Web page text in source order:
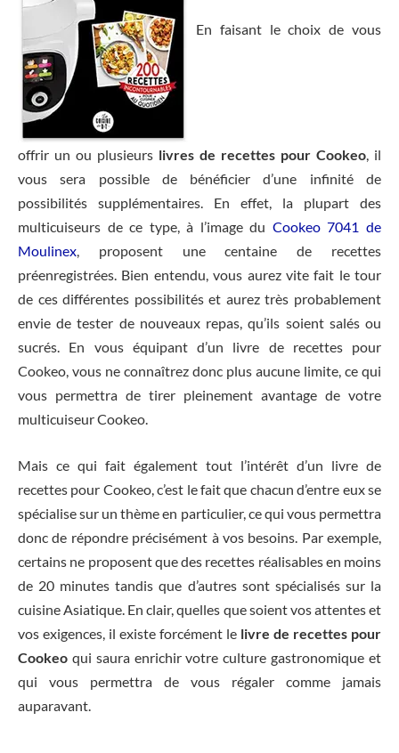
En faisant le choix de vous
offrir un ou plusieurs livres de recettes pour Cookeo, il
vous sera possible de bénéficier d’une infinité de
possibilités supplémentaires. En effet, la plupart des
multicuiseurs de ce type, à l’image du Cookeo 7041 de
Moulinex, proposent une centaine de recettes
préenregistrées. Bien entendu, vous aurez vite fait le tour
de ces différentes possibilités et aurez très probablement
envie de tester de nouveaux repas, qu’ils soient salés ou
sucrés. En vous équipant d’un livre de recettes pour
Cookeo, vous ne connaîtrez donc plus aucune limite, ce qui
vous permettra de tirer pleinement avantage de votre
multicuiseur Cookeo.
Mais ce qui fait également tout l’intérêt d’un livre de
recettes pour Cookeo, c’est le fait que chacun d’entre eux se
spécialise sur un thème en particulier, ce qui vous permettra
donc de répondre précisément à vos besoins. Par exemple,
certains ne proposent que des recettes réalisables en moins
de 20 minutes tandis que d’autres sont spécialisés sur la
cuisine Asiatique. En clair, quelles que soient vos attentes et
vos exigences, il existe forcément le livre de recettes pour
Cookeo qui saura enrichir votre culture gastronomique et
qui vous permettra de vous régaler comme jamais
auparavant.